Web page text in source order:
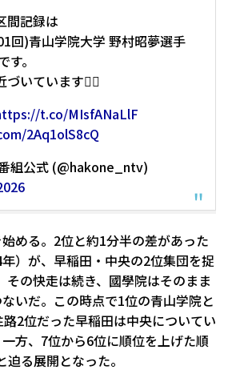
間記録は
回)青山学院大学 野村昭夢選手
。
いています🏃‍♂️
t.co/MIsfANaLlF
2Aq1olS8cQ
組公式 (@hakone_ntv)
める。2位と約1分半の差があった
）が、早稲田・中央の2位集団を捉
その快走は続き、國學院はそのまま
いだ。この時点で1位の青山学院と
2位だった早稲田は中央についてい
方、7位から6位に順位を上げた順
る展開となった。